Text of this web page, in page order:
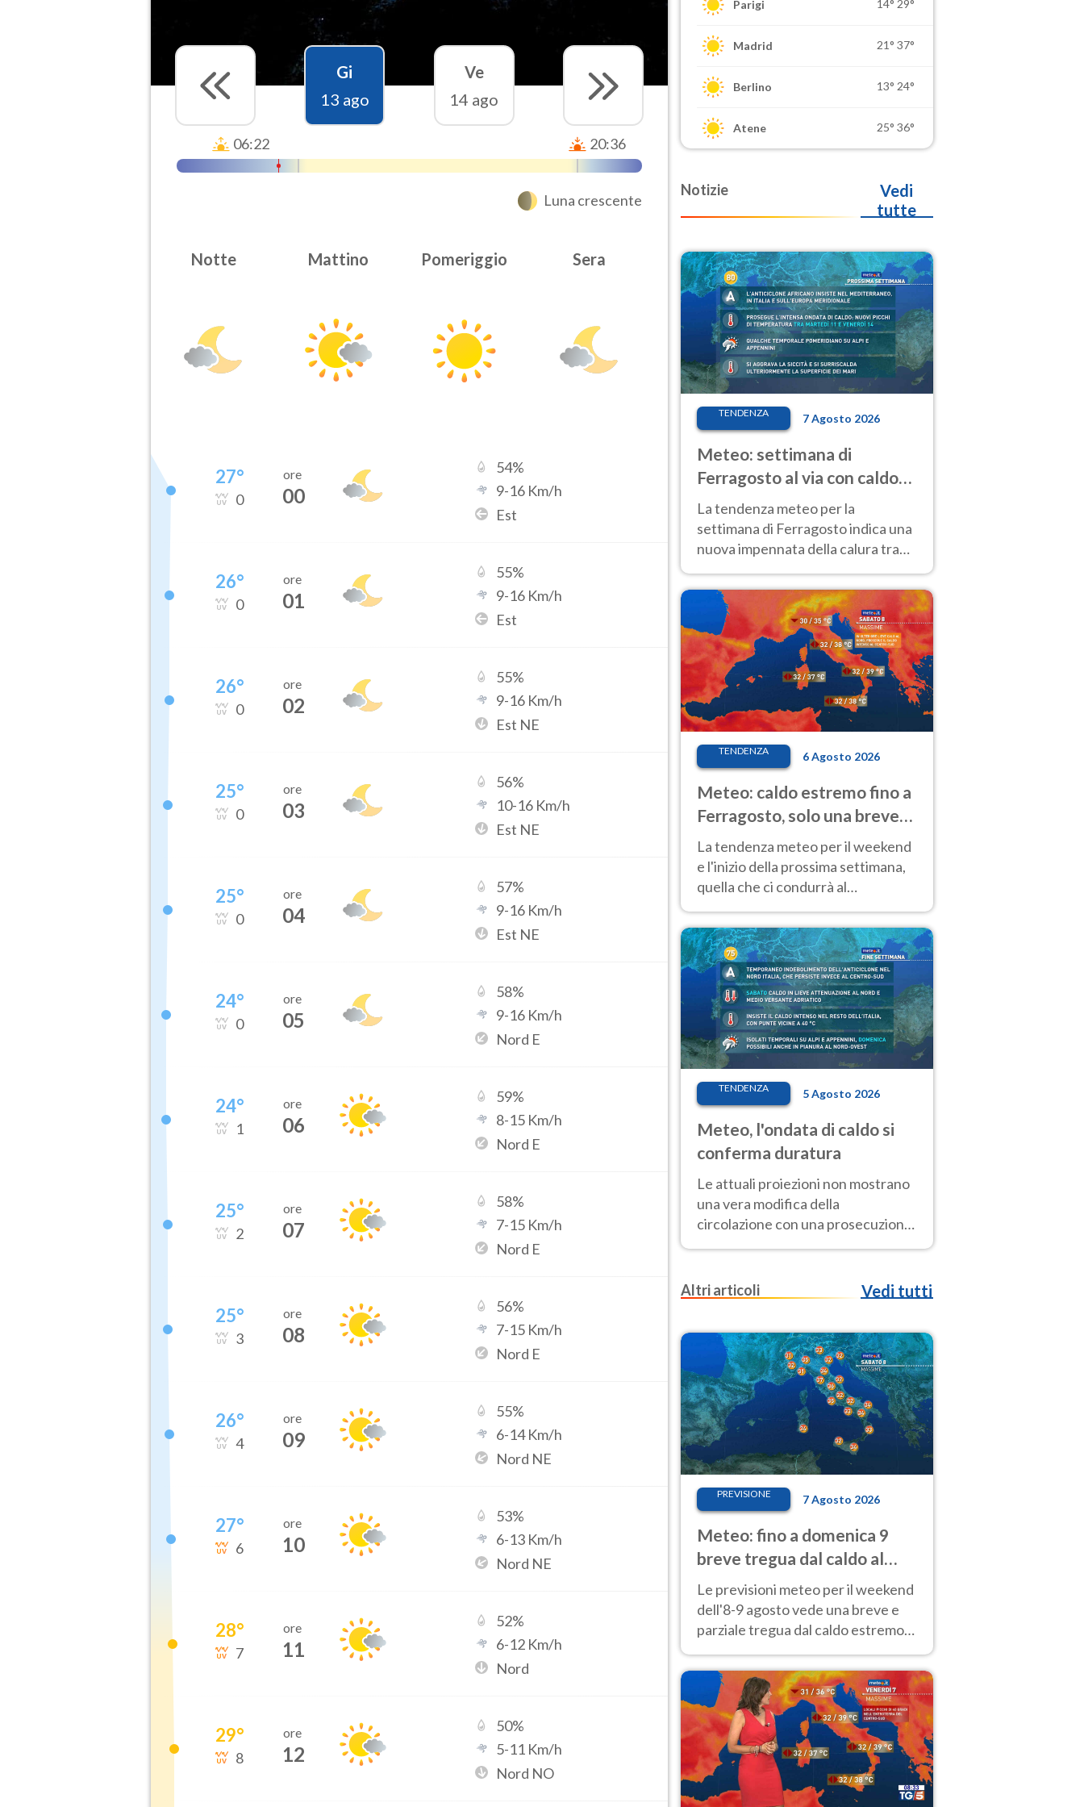
Gi
13 ago
Ve
14 ago
06:22 20:36
Luna crescente
Notte Mattino Pomeriggio Sera
27°
0
ore
00
54%
9-16 Km/h
Est
26°
0
ore
01
55%
9-16 Km/h
Est
26°
0
ore
02
55%
9-16 Km/h
Est NE
25°
0
ore
03
56%
10-16 Km/h
Est NE
25°
0
ore
04
57%
9-16 Km/h
Est NE
24°
0
ore
05
58%
9-16 Km/h
Nord E
24°
1
ore
06
59%
8-15 Km/h
Nord E
25°
2
ore
07
58%
7-15 Km/h
Nord E
25°
3
ore
08
56%
7-15 Km/h
Nord E
26°
4
ore
09
55%
6-14Km/h
Nord NE
27°
6
ore
10
53%
6-13 Km/h
Nord NE
28°
7
ore
11
52%
6-12 Km/h
Nord
29°
8
ore
12
50%
5-11 Km/h
Nord NO
Parigi 14° 29°
Madrid 21° 37°
Berlino 13° 24°
Atene 25° 36°
Notizie
Vedi
tutte
TENDENZA 7 Agosto 2026
Meteo: settimana di
Ferragosto al via con caldo
intenso e qualche temporale
La tendenza meteo per la
settimana di Ferragosto indica una
nuova impennata della calura tra
anche al Nord.
TENDENZA 6 Agosto 2026
Meteo: caldo estremo fino a
Ferragosto, solo una breve
pausa. Ecco dove
La tendenza meteo per il weekend
e l'inizio della prossima settimana,
quella che ci condurrà al
temperature molto elevate
TENDENZA 5 Agosto 2026
Meteo, l'ondata di caldo si
conferma duratura
Le attuali proiezioni non mostrano
una vera modifica della
circolazione con una prosecuzione
del caldo fuori scala per molti
Ferragosto
Altri articoli Vedi tutti
PREVISIONE 7 Agosto 2026
Meteo: fino a domenica 9
breve tregua dal caldo al
Nord! Altrove calura e afa
Le previsioni meteo per il weekend
dell'8-9 agosto vede una breve e
parziale tregua dal caldo estremo
40 gradi.